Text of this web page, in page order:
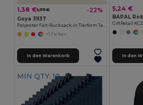
1,38 €1,77 € -22%
Goya 31137
Polyester Falt-Rucksack in Tierform Tasche ANIMALS
+1 Farben
In den Warenkorb
5,24 €
GiftRetail
In den
MIN QTY: 10